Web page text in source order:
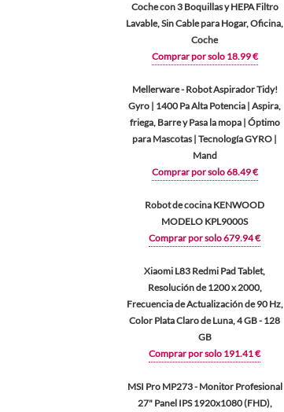
Coche con 3 Boquillas y HEPA Filtro
Lavable, Sin Cable para Hogar, Oficina,
Coche
Comprar por solo 18.99 €
Mellerware - Robot Aspirador Tidy!
Gyro | 1400 Pa Alta Potencia | Aspira,
friega, Barre y Pasa la mopa | Óptimo
para Mascotas | Tecnología GYRO |
Mand
Comprar por solo 68.49 €
Robot de cocina KENWOOD
MODELO KPL9000S
Comprar por solo 679.94 €
Xiaomi L83 Redmi Pad Tablet,
Resolución de 1200 x 2000,
Frecuencia de Actualización de 90 Hz,
Color Plata Claro de Luna, 4 GB - 128
GB
Comprar por solo 191.41 €
MSI Pro MP273 - Monitor Profesional
27" Panel IPS 1920x1080 (FHD),